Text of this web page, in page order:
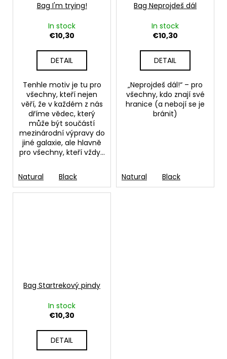
Bag I'm trying!
In stock
€10,30
DETAIL
Tenhle motiv je tu pro
všechny, kteří nejen
věří, že v každém z nás
dříme vědec, který
může být součástí
mezinárodní výpravy do
jiné galaxie, ale hlavně
pro všechny, kteří vždy...
Natural Black
Bag Neprojdeš dál
In stock
€10,30
DETAIL
„Neprojdeš dál!“ – pro
všechny, kdo znají své
hranice (a nebojí se je
bránit)
Natural Black
Bag Startrekový pindy
In stock
€10,30
DETAIL